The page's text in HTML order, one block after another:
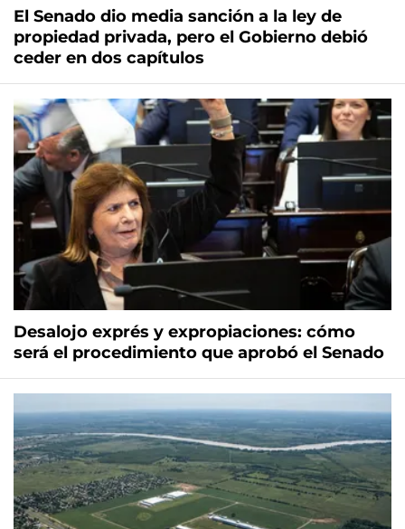
El Senado dio media sanción a la ley de
propiedad privada, pero el Gobierno debió
ceder en dos capítulos
Desalojo exprés y expropiaciones: cómo
será el procedimiento que aprobó el Senado